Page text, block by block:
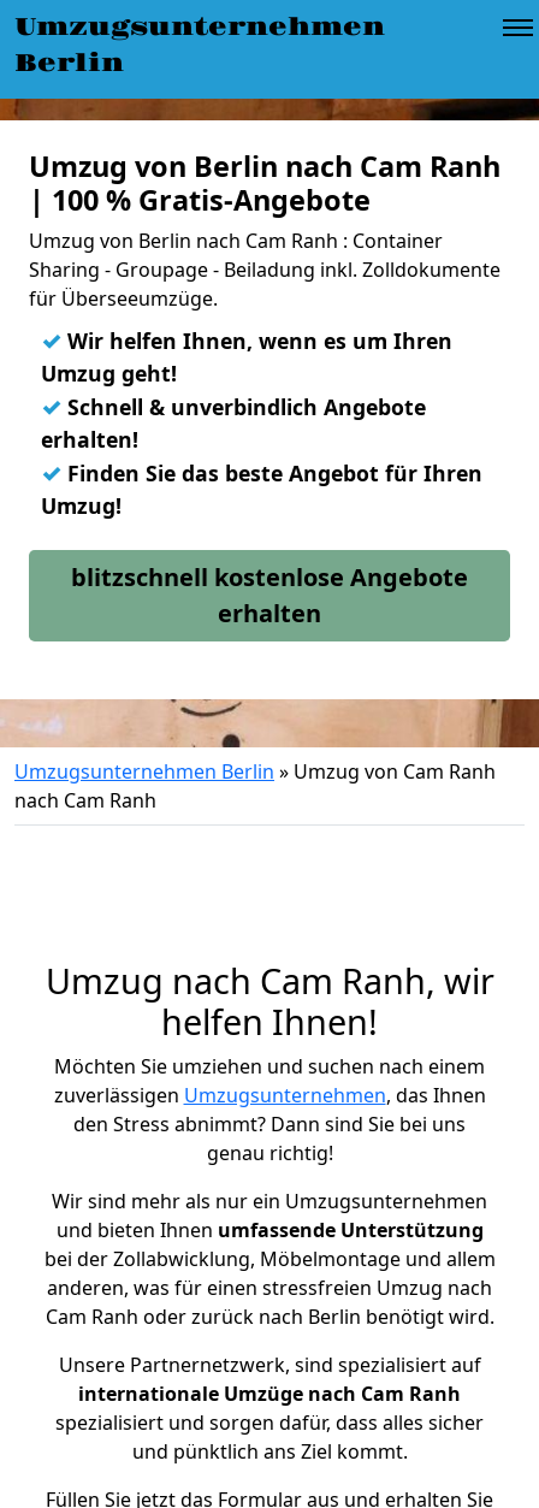
Umzugsunternehmen
Berlin
Umzug von Berlin nach Cam Ranh
| 100 % Gratis-Angebote
Umzug von Berlin nach Cam Ranh : Container
Sharing - Groupage - Beiladung inkl. Zolldokumente
für Überseeumzüge.
✓ Wir helfen Ihnen, wenn es um Ihren
Umzug geht!
✓ Schnell & unverbindlich Angebote
erhalten!
✓ Finden Sie das beste Angebot für Ihren
Umzug!
blitzschnell kostenlose Angebote
erhalten
Umzugsunternehmen Berlin » Umzug von Cam Ranh
nach Cam Ranh
Umzug nach Cam Ranh, wir
helfen Ihnen!
Möchten Sie umziehen und suchen nach einem
zuverlässigen Umzugsunternehmen, das Ihnen
den Stress abnimmt? Dann sind Sie bei uns
genau richtig!
Wir sind mehr als nur ein Umzugsunternehmen
und bieten Ihnen umfassende Unterstützung
bei der Zollabwicklung, Möbelmontage und allem
anderen, was für einen stressfreien Umzug nach
Cam Ranh oder zurück nach Berlin benötigt wird.
Unsere Partnernetzwerk, sind spezialisiert auf
internationale Umzüge nach Cam Ranh
spezialisiert und sorgen dafür, dass alles sicher
und pünktlich ans Ziel kommt.
Füllen Sie jetzt das Formular aus und erhalten Sie